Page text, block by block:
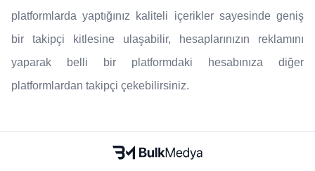
platformlarda yaptığınız kaliteli içerikler sayesinde geniş
bir takipçi kitlesine ulaşabilir, hesaplarınızın reklamını
yaparak belli bir platformdaki hesabınıza diğer
platformlardan takipçi çekebilirsiniz.